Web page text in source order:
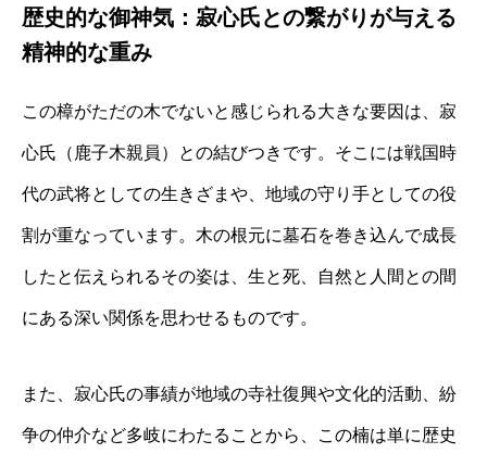
歴史的な御神気：寂心氏との繋がりが与える
精神的な重み
この樟がただの木でないと感じられる大きな要因は、寂
心氏（鹿子木親員）との結びつきです。そこには戦国時
代の武将としての生きざまや、地域の守り手としての役
割が重なっています。木の根元に墓石を巻き込んで成長
したと伝えられるその姿は、生と死、自然と人間との間
にある深い関係を思わせるものです。
また、寂心氏の事績が地域の寺社復興や文化的活動、紛
争の仲介など多岐にわたることから、この楠は単に歴史